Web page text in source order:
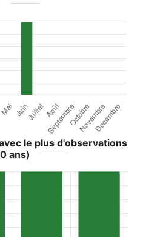
le plus d'observations
ans)